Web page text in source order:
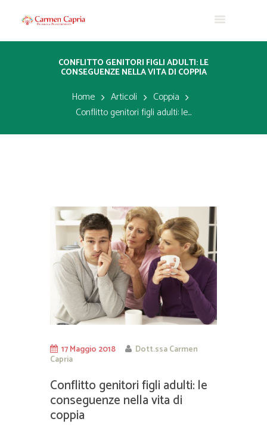
CONFLITTO GENITORI FIGLI ADULTI: LE
CONSEGUENZE NELLA VITA DI COPPIA
Home Articoli
Coppia
Conflitto genitori figli adulti: le...
17 Maggio 2018 Dott.ssa Carmen
Capria
Conflitto genitori figli adulti: le
conseguenze nella vita di
coppia